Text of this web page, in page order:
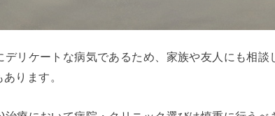
デリケートな病気であるため、家族や友人にも相談
ります。